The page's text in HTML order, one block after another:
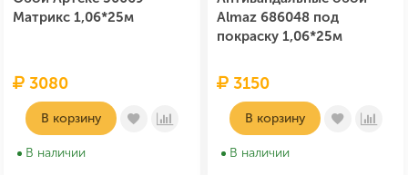
Матрикс 1,06*25м
3080
В корзину
В наличии
Almaz 686048 под
покраску 1,06*25м
3150
В корзину
В наличии